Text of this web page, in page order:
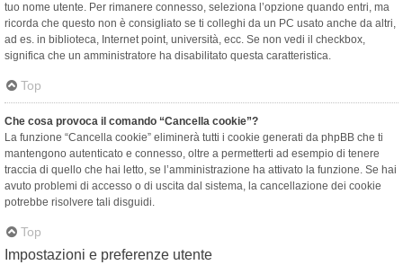
tuo nome utente. Per rimanere connesso, seleziona l’opzione quando entri, ma
ricorda che questo non è consigliato se ti colleghi da un PC usato anche da altri,
ad es. in biblioteca, Internet point, università, ecc. Se non vedi il checkbox,
significa che un amministratore ha disabilitato questa caratteristica.
Top
Che cosa provoca il comando “Cancella cookie”?
La funzione “Cancella cookie” eliminerà tutti i cookie generati da phpBB che ti
mantengono autenticato e connesso, oltre a permetterti ad esempio di tenere
traccia di quello che hai letto, se l’amministrazione ha attivato la funzione. Se hai
avuto problemi di accesso o di uscita dal sistema, la cancellazione dei cookie
potrebbe risolvere tali disguidi.
Top
Impostazioni e preferenze utente